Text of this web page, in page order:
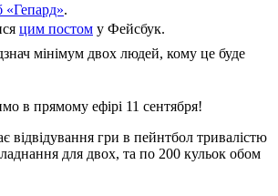
.
цим постом у Фейсбук.
мінімум двох людей, кому це буде
в прямому ефірі 11 сентября!
відвідування гри в пейнтбол тривалістю
для двох, та по 200 кульок обом